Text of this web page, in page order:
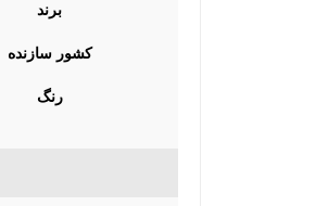
برند
کشور سازنده
رنگ